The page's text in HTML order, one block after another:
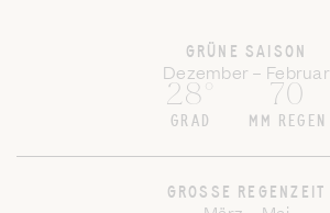
GRÜNE SAISON
Dezember – Februar
28°
GRAD
70
MM REGEN
GROSSE REGENZEIT